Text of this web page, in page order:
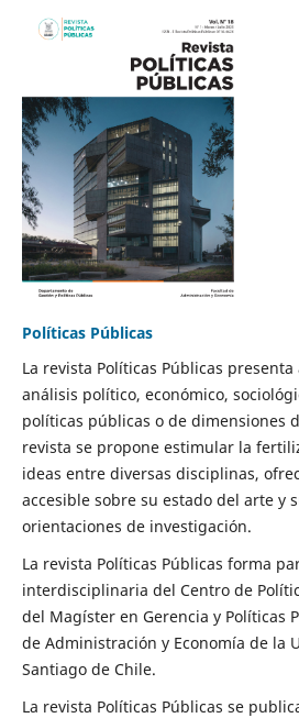
Políticas Públicas
La revista Políticas Públicas
análisis político, económico,
políticas públicas o de dimensiones
revista se propone estimular la
ideas entre diversas disciplinas,
accesible sobre su estado del arte y
orientaciones de investigación.
La revista Políticas Públicas forma
interdisciplinaria del Centro de
del Magíster en Gerencia y Políticas
de Administración y Economía de la
Santiago de Chile.
La revista Políticas Públicas se